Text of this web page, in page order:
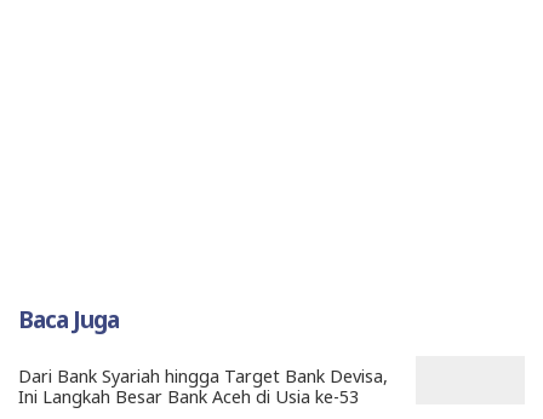
Baca Juga
Dari Bank Syariah hingga Target Bank Devisa,
Ini Langkah Besar Bank Aceh di Usia ke-53